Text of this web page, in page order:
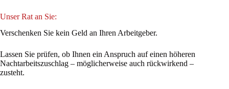
Unser Rat an Sie:
Verschenken Sie kein Geld an Ihren Arbeitgeber.
Lassen Sie prüfen, ob Ihnen ein Anspruch auf einen höheren
Nachtarbeitszuschlag – möglicherweise auch rückwirkend –
zusteht.